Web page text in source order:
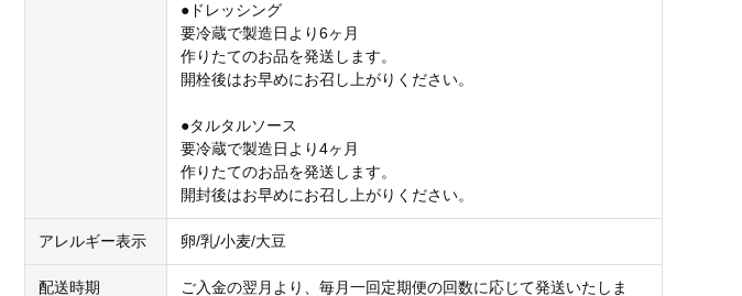
●ドレッシング
要冷蔵で製造日より6ヶ月
作りたてのお品を発送します。
開栓後はお早めにお召し上がりください。
●タルタルソース
要冷蔵で製造日より4ヶ月
作りたてのお品を発送します。
開封後はお早めにお召し上がりください。
アレルギー表示 卵/乳/小麦/大豆
配送時期
ご入金の翌月より、毎月一回定期便の回数に応じて発送いたしま